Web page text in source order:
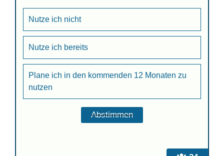
Nutze ich nicht
Nutze ich bereits
Plane ich in den kommenden 12 Monaten zu
nutzen